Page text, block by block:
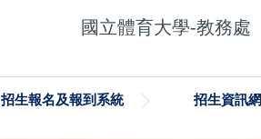
國立體育大學-教務處
招生報名及報到系統 招生資訊網